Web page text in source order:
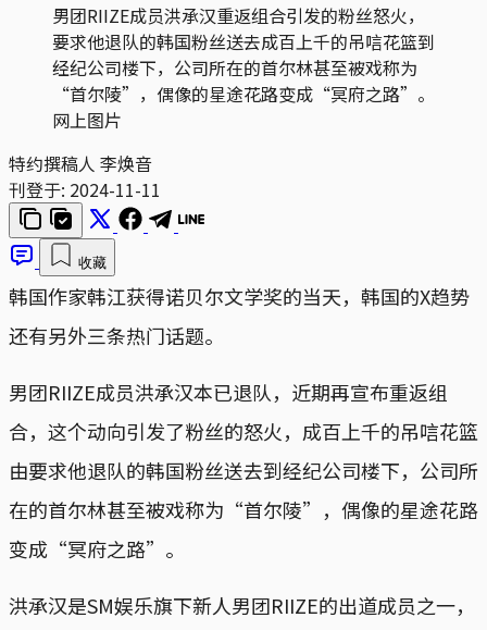
男团RIIZE成员洪承汉重返组合引发的粉丝怒火，
要求他退队的韩国粉丝送去成百上千的吊唁花篮到
经纪公司楼下，公司所在的首尔林甚至被戏称为
“首尔陵”，偶像的星途花路变成“冥府之路”。
网上图片
特约撰稿人 李焕音
刊登于: 2024-11-11
收藏
韩国作家韩江获得诺贝尔文学奖的当天，韩国的X趋势
还有另外三条热门话题。
男团RIIZE成员洪承汉本已退队，近期再宣布重返组
合，这个动向引发了粉丝的怒火，成百上千的吊唁花篮
由要求他退队的韩国粉丝送去到经纪公司楼下，公司所
在的首尔林甚至被戏称为“首尔陵”，偶像的星途花路
变成“冥府之路”。
洪承汉是SM娱乐旗下新人男团RIIZE的出道成员之一，